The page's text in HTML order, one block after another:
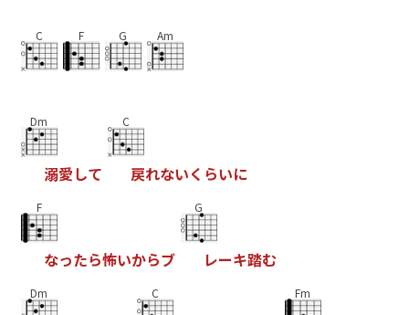
C F G Am
Dm
溺愛して
C
戻れないく らいに
F
なったら怖いからブ
G
レーキ踏む
Dm C Fm